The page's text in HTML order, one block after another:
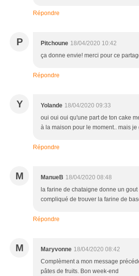
Répondre
P Pitchoune 18/04/2020 10:42
ça donne envie! merci pour ce
Répondre
Y Yolande 18/04/2020 09:33
oui oui oui qu'une part de ton cake
à la maison pour le moment.. mais
Répondre
M ManueB 18/04/2020 08:48
la farine de chataigne donne un
compliqué de trouver la farine de
Répondre
M Maryvonne 18/04/2020 08:42
Complèment a mon message
pâtes de fruits. Bon week-end